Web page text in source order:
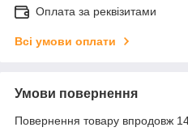
Оплата за реквізитами
Всі умови оплати
Умови повернення
Повернення товару впродовж